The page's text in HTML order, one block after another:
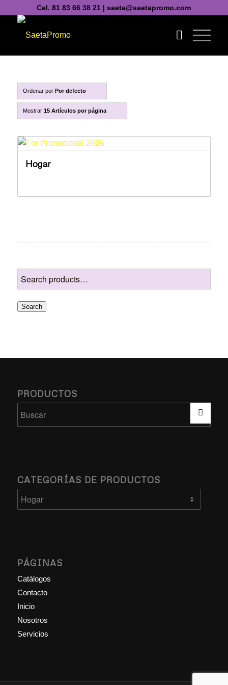
Cel. 81 83 66 38 21 | saeta@saetapromo.com
Ordenar por Por defecto
Mostrar 15 Artículos por página
Hogar
Search
PRODUCTOS
CATEGORÍAS DE PRODUCTOS
PÁGINAS
Catálogos
Contacto
Inicio
Nosotros
Servicios